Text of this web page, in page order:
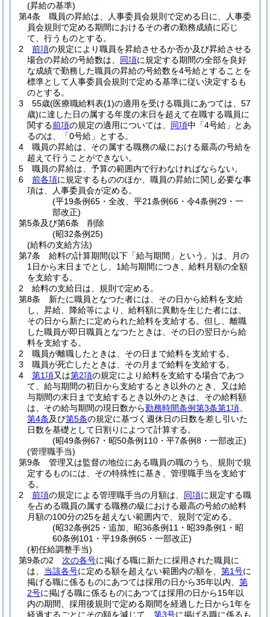
(昇給の基準)
第4条
職員の昇給は、人事委員会規則で定める日に、人事委
員会規則で定める期間におけるその者の勤務成績に応じ
て、行うものとする。
2
前項の規定により職員を昇給させるか否か及び昇給させる
場合の昇給の号給数は、 同項に規定する期間の全部を良好
な成績で勤務した職員の昇給の号給数を4号給とすることを
標準として人事委員会規則で定める基準に従い決定するも
のとする。
3
55歳(医療職給料表(1)の適用を受ける職員にあつては、57
歳)に達した日の属する年度の末日を超えて在職する職員に
関する前項の規定の適用については、 同項中「4号給」とあ
るのは、「0号給」とする。
4
職員の昇給は、その属する職務の級における最高の号給を
超えて行うことができない。
5
職員の昇給は、予算の範囲内で行わなければならない。
6
前各項に規定するもののほか、職員の昇給に関し必要な事
項は、人事委員会が定める。
(平19条例65・全改、平21条例66・令4条例29・一
部改正)
第5条及び第6条
削除
(昭32条例25)
(給料の支給方法)
第7条
給料の計算期間(以下「給与期間」という。)は、月の
1日から末日までとし、1給与期間につき、給料月額の全額
を支給する。
2
給料の支給日は、規則で定める。
第8条
新たに職員となつた者には、その日から給料を支給
し、昇給、降給等により、給料額に異動を生じた者には、
その日から新たに定められた給料を支給する。 但し、離職
した職員が即日職員となつたときは、その日の翌日から給
料を支給する。
2
職員が離職したときは、その日まで給料を支給する。
3
職員が死亡したときは、その月まで給料を支給する。
4
第1項又は第2項の規定により給料を支給する場合であつ
て、給与期間の初日から支給するとき以外のとき、又は給
与期間の末日まで支給するとき以外のときは、その給料額
は、その給与期間の現日数から勤務時間条例第3条第1項
第4条及び第5条の規定に基づく週休日の日数を差し引いた
日数を基礎として日割りによつて計算する。
(昭49条例67・昭50条例110・平7条例8・一部改正)
(管理職手当)
第9条
管理又は監督の地位にある職員の職のうち、規則で規
定するものには、その特殊性に基き、管理職手当を支給す
る。
2
前項の規定による管理職手当の月額は、 同項に規定する職
を占める職員の属する職務の級における最高の号給の給料
月額の100分の25を超えない範囲内で、規則で定める。
(昭32条例25・追加、昭36条例11・昭39条例1・昭
60条例101・平19条例65・一部改正)
(初任給調整手当)
第9条の2
次の各号に掲げる職に新たに採用された職員に
は、 当該各号に定める額を超えない範囲内の額を、 第1号に
掲げる職に係るものにあつては採用の日から35年以内、 第
2号に掲げる職に係るものにあつては採用の日から15年以
内の期間、採用後規則で定める期間を経過した日から1年を
経過するごとにその額を減じて、 第3号に掲げる職に係るも